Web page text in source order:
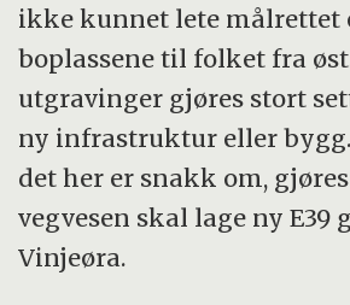
ikke kunnet lete målrettet
boplassene til folket fra
utgravinger gjøres stort
ny infrastruktur eller
det her er snakk om,
vegvesen skal lage ny E39
Vinjeøra.